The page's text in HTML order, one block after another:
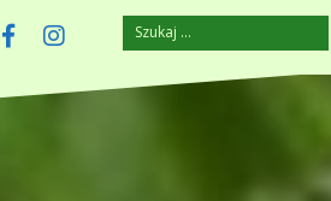
Instagram
szczuplejemy.pl
Szukaj: